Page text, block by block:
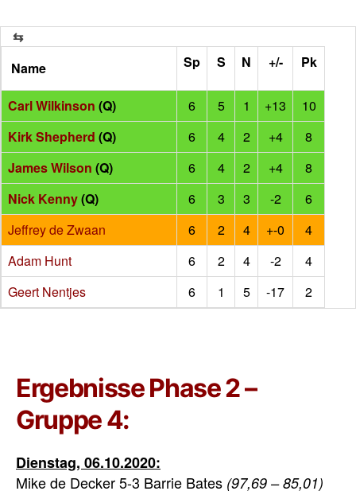
Name Sp S N +/- Pk
Carl Wilkinson (Q) 6 5 1 +13
10
Kirk Shepherd (Q) 6 4 2 +4
8
James Wilson (Q) 6 4 2 +4
8
Nick Kenny(Q) 6 3 3 -2
6
Jeffrey de Zwaan
6 2 4 +-0
4
Adam Hunt
6 2 4 -2
4
Geert Nentjes
6 1 5 -17 2
Ergebnisse Phase 2 –
Gruppe 4:
Dienstag, 06.10.2020:
Mike de Decker 5-3 Barrie Bates (97,69 – 85,01)